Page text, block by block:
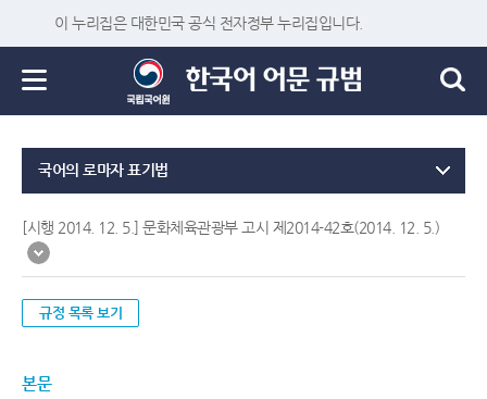
이 누리집은 대한민국 공식 전자정부 누리집입니다.
국어의 로마자 표기법
[시행 2014. 12. 5.] 문화체육관광부 고시 제2014-42호(2014. 12. 5.)
규정 목록 보기
본문